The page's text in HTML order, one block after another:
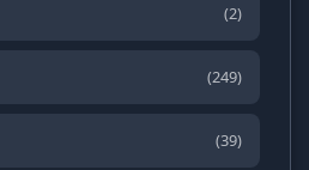
(2)
(249)
(39)